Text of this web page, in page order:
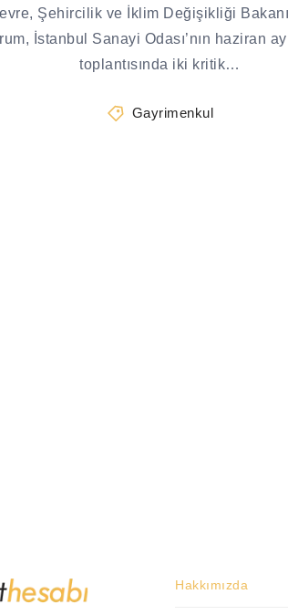
Şehircilik ve İklim Değişikliği
İstanbul Sanayi Odası’nın haziran
toplantısında iki kritik…
Gayrimenkul
Hakkımızda